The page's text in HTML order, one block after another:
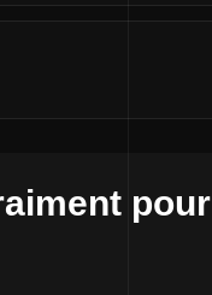
pour